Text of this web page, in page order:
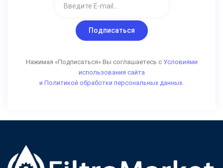
Подписаться
Нажимая «Подписаться» Вы соглашаетесь с Условиями
использования сайта
и Политикой обработки персональных данных.